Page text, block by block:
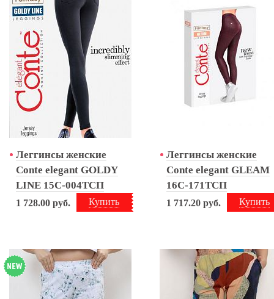
Леггинсы женские
Conte elegant GOLDY
LINE 15С-004ТСП
Купить
1 728.00 руб.
Леггинсы женские
Conte elegant GLEAM
16С-171ТСП
Купить
1 717.20 руб.